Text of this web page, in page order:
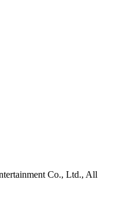
Co., Ltd., All